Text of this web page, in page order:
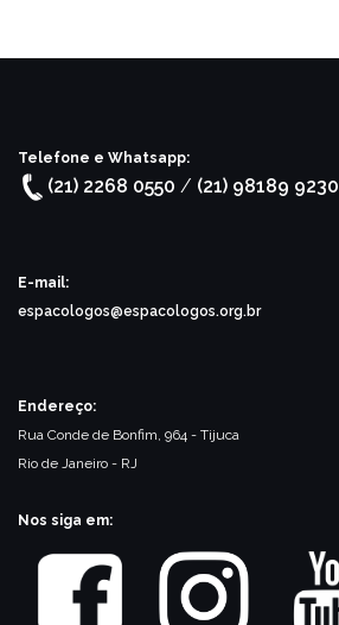
Telefone e Whatsapp:
(21) 2268 0550 / (21) 98189 9230
E-mail:
espacologos@espacologos.org.br
Endereço:
Rua Conde de Bonfim, 964 - Tijuca
Rio de Janeiro - RJ
Nos siga em: